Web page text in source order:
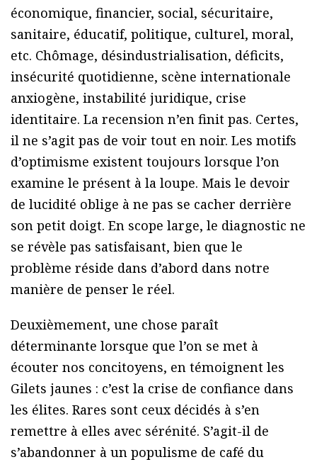
économique, financier, social, sécuritaire,
sanitaire, éducatif, politique, culturel, moral,
etc. Chômage, désindustrialisation, déficits,
insécurité quotidienne, scène internationale
anxiogène, instabilité juridique, crise
identitaire. La recension n’en finit pas. Certes,
il ne s’agit pas de voir tout en noir. Les motifs
d’optimisme existent toujours lorsque l’on
examine le présent à la loupe. Mais le devoir
de lucidité oblige à ne pas se cacher derrière
son petit doigt. En scope large, le diagnostic ne
se révèle pas satisfaisant, bien que le
problème réside dans d’abord dans notre
manière de penser le réel.
Deuxièmement, une chose paraît
déterminante lorsque que l’on se met à
écouter nos concitoyens, en témoignent les
Gilets jaunes : c’est la crise de confiance dans
les élites. Rares sont ceux décidés à s’en
remettre à elles avec sérénité. S’agit-il de
s’abandonner à un populisme de café du